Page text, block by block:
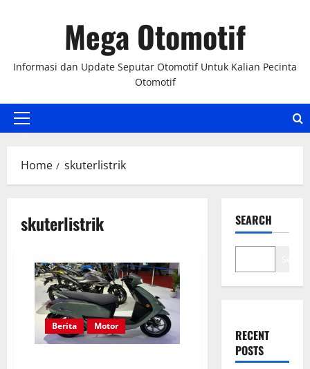
Mega Otomotif
Informasi dan Update Seputar Otomotif Untuk Kalian Pecinta
Otomotif
Primary
Home skuterlistrik
skuterlistrik
Berita Motor
SEARCH
RECENT
POSTS